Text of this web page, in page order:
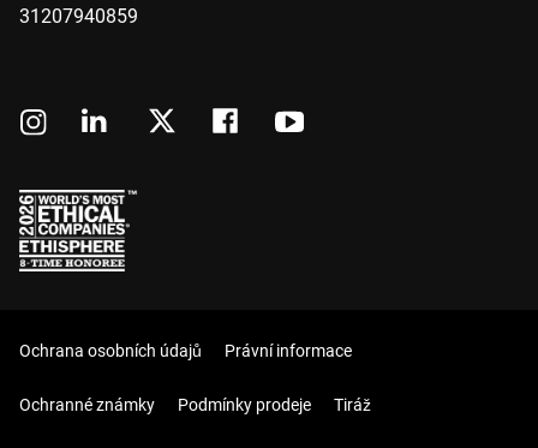
31207940859
Ochrana osobních údajů Právní informace
Ochranné známky Podmínky prodeje Tiráž